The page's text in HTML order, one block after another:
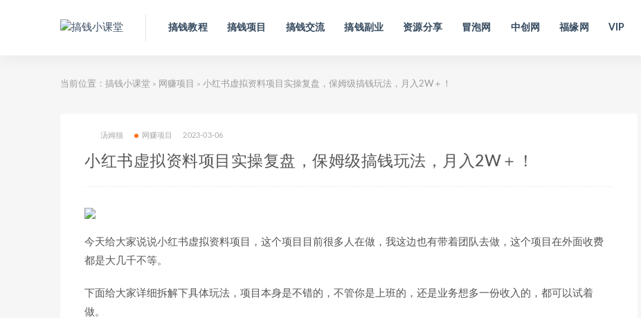
搞钱教程 搞钱项目 搞钱交流 搞钱副业 资源分享 冒泡网 中创网 福缘网 VIP
当前位置： 搞钱小课堂 > 网赚项目 > 小红书虚拟资料项目实操复盘，保姆级搞钱玩法，月入2W＋！
汤姆猫 网赚项目 2023-03-06
小红书虚拟资料项目实操复盘，保姆级搞钱玩法，月入2W＋！
今天给大家说说小红书虚拟资料项目，这个项目目前很多人在做，我这边也有带着团队去做，这个项目在外面收费
都是大几千不等。
下面给大家详细拆解下具体玩法，项目本身是不错的，不管你是上班的，还是业务想多一份收入的，都可以试着
做。